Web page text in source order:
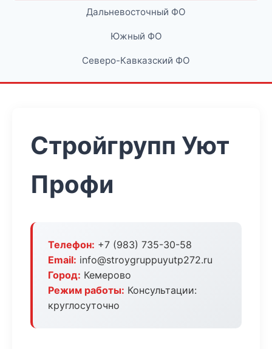
Дальневосточный ФО
Южный ФО
Северо-Кавказский ФО
Стройгрупп Уют
Профи
Телефон: +7 (983) 735-30-58
Email: info@stroygruppuyutp272.ru
Город: Кемерово
Режим работы: Консультации:
круглосуточно